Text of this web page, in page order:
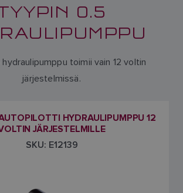
0.5
toimii vain 12 voltin
järjestelmissä.
HYDRAULIPUMPPU 12
JÄRJESTELMILLE
SKU: E12139